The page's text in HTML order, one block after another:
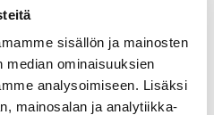
sisällön ja mainosten
median ominaisuuksien
analysoimiseen. Lisäksi
mainosalan ja analytiikka-